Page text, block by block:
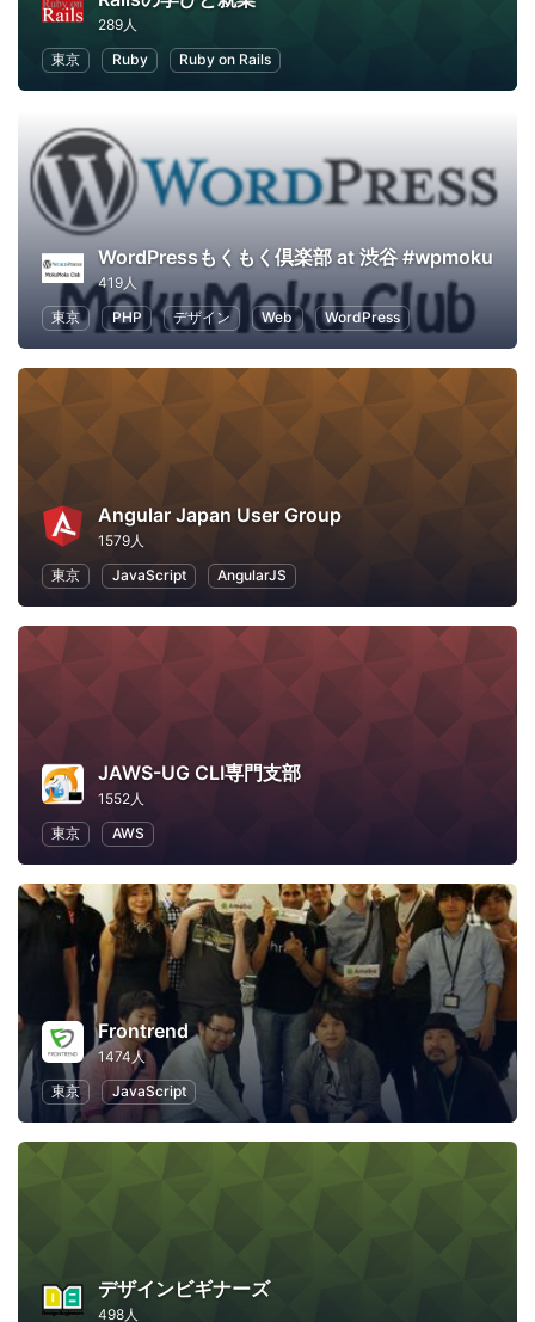
289人
東京
Ruby Ruby on Rails
WordPressもくもく倶楽部 at 渋谷 #wpmoku
419人
東京
PHP デザイン Web WordPress
Angular Japan User Group
1579人
東京
JavaScript AngularJS
JAWS-UG CLI専門支部
1552人
東京
AWS
Frontrend
1474人
東京
JavaScript
デザインビギナーズ
498人